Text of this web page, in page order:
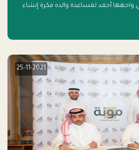
واجهها أحمد لمساعدة والده فكرة إنشاء
25-11-2021